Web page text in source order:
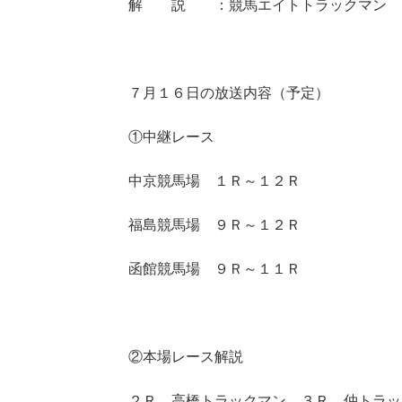
解 説 ：競馬エイトトラックマン
７月１６日の放送内容（予定）
①中継レース
中京競馬場 １Ｒ～１２Ｒ
福島競馬場 ９Ｒ～１２Ｒ
函館競馬場 ９Ｒ～１１Ｒ
②本場レース解説